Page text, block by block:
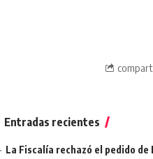
Entradas recientes
La Fiscalía rechazó el pedido de